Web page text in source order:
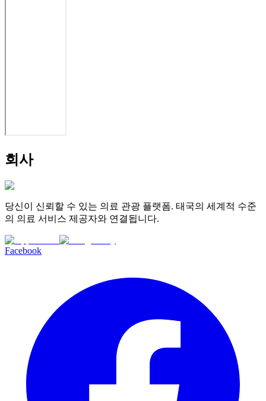
회사
당신이 신뢰할 수 있는 의료 관광 플랫폼. 태국의 세계적 수준
의 의료 서비스 제공자와 연결됩니다.
Facebook